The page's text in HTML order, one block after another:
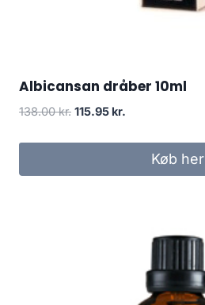
Albicansan dråber 10ml
138.00kr. Den
pris
115.95 kr.
pris
Køb her